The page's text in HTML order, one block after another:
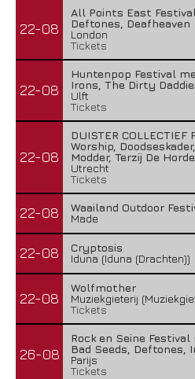
22-08
All Points East
Deftones, Deafheaven
London
Tickets
22-08
Huntenpop Festival
Irons, The Dirty
Ulft
Tickets
22-08
DUISTER
Worship,
Modder, Terzij De Horde
Utrecht
Tickets
22-08
Waailand Outdoor
Made
22-08
Cryptosis
Iduna (Iduna (Drachten))
22-08
Wolfmother
Muziekgieterij
Tickets
26-08
Rock en Seine
Bad Seeds, Deftones,
Parijs
Tickets